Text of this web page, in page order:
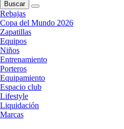
Buscar
Rebajas
Copa del Mundo 2026
Zapatillas
Equipos
Niños
Entrenamiento
Porteros
Equipamiento
Espacio club
Lifestyle
Liquidación
Marcas